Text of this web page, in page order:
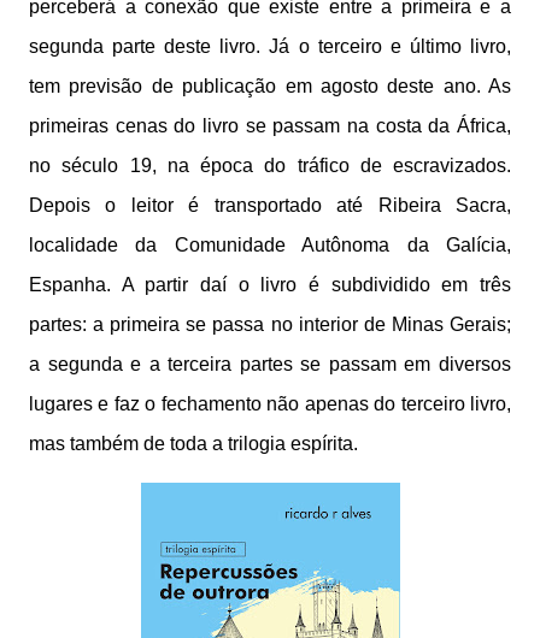
perceberá a conexão que existe entre a primeira e a
segunda parte deste livro. Já o terceiro e último livro,
tem previsão de publicação em agosto deste ano. As
primeiras cenas do livro se passam na costa da África,
no século 19, na época do tráfico de escravizados.
Depois o leitor é transportado até Ribeira Sacra,
localidade da Comunidade Autônoma da Galícia,
Espanha. A partir daí o livro é subdividido em três
partes: a primeira se passa no interior de Minas Gerais;
a segunda e a terceira partes se passam em diversos
lugares e faz o fechamento não apenas do terceiro livro,
mas também de toda a trilogia espírita.